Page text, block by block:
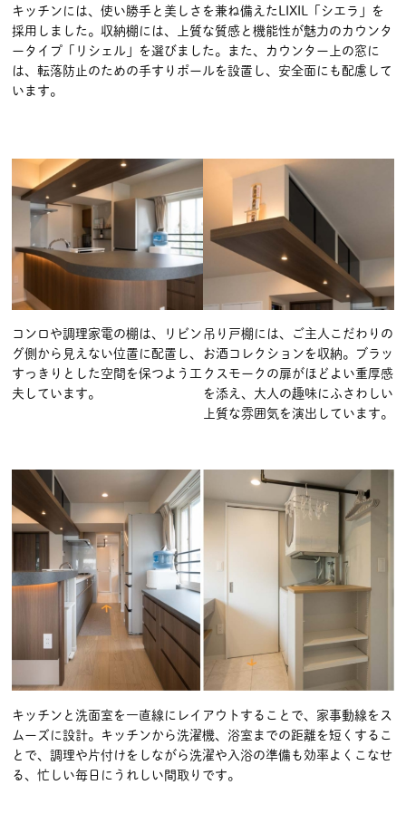
キッチンには、使い勝手と美しさを兼ね備えたLIXIL「シエラ」を
採用しました。収納棚には、上質な質感と機能性が魅力のカウンタ
ータイプ「リシェル」を選びました。また、カウンター上の窓に
は、転落防止のための手すりポールを設置し、安全面にも配慮して
います。
コンロや調理家電の棚は、リビン
グ側から見えない位置に配置し、
すっきりとした空間を保つよう工
夫しています。
吊り戸棚には、ご主人こだわりの
お酒コレクションを収納。ブラッ
クスモークの扉がほどよい重厚感
を添え、大人の趣味にふさわしい
上質な雰囲気を演出しています。
キッチンと洗面室を一直線にレイアウトすることで、家事動線をス
ムーズに設計。キッチンから洗濯機、浴室までの距離を短くするこ
とで、調理や片付けをしながら洗濯や入浴の準備も効率よくこなせ
る、忙しい毎日にうれしい間取りです。